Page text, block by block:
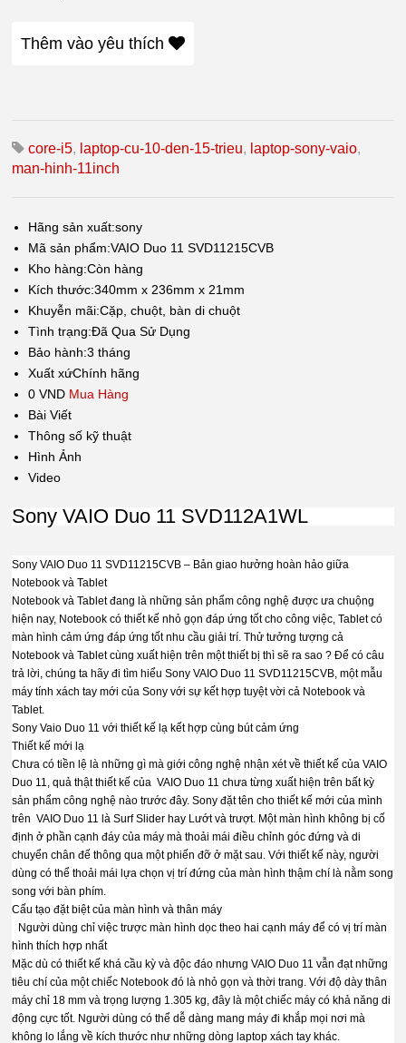
Thêm vào yêu thích
core-i5, laptop-cu-10-den-15-trieu, laptop-sony-vaio,
man-hinh-11inch
Hãng sản xuất:sony
Mã sản phẩm:VAIO Duo 11 SVD11215CVB
Kho hàng:Còn hàng
Kích thước:340mm x 236mm x 21mm
Khuyễn mãi:Cặp, chuột, bàn di chuột
Tình trạng:Đã Qua Sử Dụng
Bảo hành:3 tháng
Xuất xứChính hãng
0 VND Mua Hàng
Bài Viết
Thông số kỹ thuật
Hình Ảnh
Video
Sony VAIO Duo 11 SVD112A1WL
Sony VAIO Duo 11 SVD11215CVB – Bản giao hưởng hoàn hảo giữa
Notebook và Tablet
Notebook và Tablet đang là những sản phẩm công nghệ được ưa chuộng
hiện nay, Notebook có thiết kế nhỏ gọn đáp ứng tốt cho công việc, Tablet có
màn hình cảm ứng đáp ứng tốt nhu cầu giải trí. Thử tưởng tượng cả
Notebook và Tablet cùng xuất hiện trên một thiết bị thì sẽ ra sao ? Để có câu
trả lời, chúng ta hãy đi tìm hiểu Sony VAIO Duo 11 SVD11215CVB, một mẫu
máy tính xách tay mới của Sony với sự kết hợp tuyệt vời cả Notebook và
Tablet.
Sony Vaio Duo 11 với thiết kế lạ kết hợp cùng bút cảm ứng
Thiết kế mới lạ
Chưa có tiền lệ là những gì mà giới công nghệ nhận xét về thiết kế của VAIO
Duo 11, quả thật thiết kế của VAIO Duo 11 chưa từng xuất hiện trên bất kỳ
sản phẩm công nghệ nào trước đây. Sony đặt tên cho thiết kế mới của mình
trên VAIO Duo 11 là Surf Slider hay Lướt và trượt. Một màn hình không bị cố
định ở phần cạnh đáy của máy mà thoải mái điều chỉnh góc đứng và di
chuyển chân đế thông qua một phiến đỡ ở mặt sau. Với thiết kế này, người
dùng có thể thoải mái lựa chọn vị trí đứng của màn hình thậm chí là nằm song
song với bàn phím.
Cấu tạo đặt biệt của màn hình và thân máy
Người dùng chỉ việc trược màn hình dọc theo hai cạnh máy để có vị trí màn
hình thích hợp nhất
Mặc dù có thiết kế khá cầu kỳ và độc đáo nhưng VAIO Duo 11 vẫn đạt những
tiêu chí của một chiếc Notebook đó là nhỏ gọn và thời trang. Với độ dày thân
máy chỉ 18 mm và trọng lượng 1.305 kg, đây là một chiếc máy có khả năng di
động cực tốt. Người dùng có thể dễ dàng mang máy đi khắp mọi nơi mà
không lo lắng về kích thước như những dòng laptop xách tay khác.